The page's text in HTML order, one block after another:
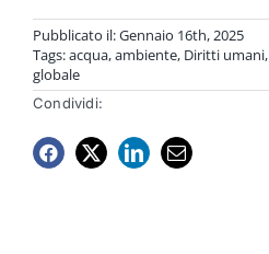
Pubblicato il: Gennaio 16th, 2025
Tags:acqua,ambiente, Diritti umani,
globale
Condividi: